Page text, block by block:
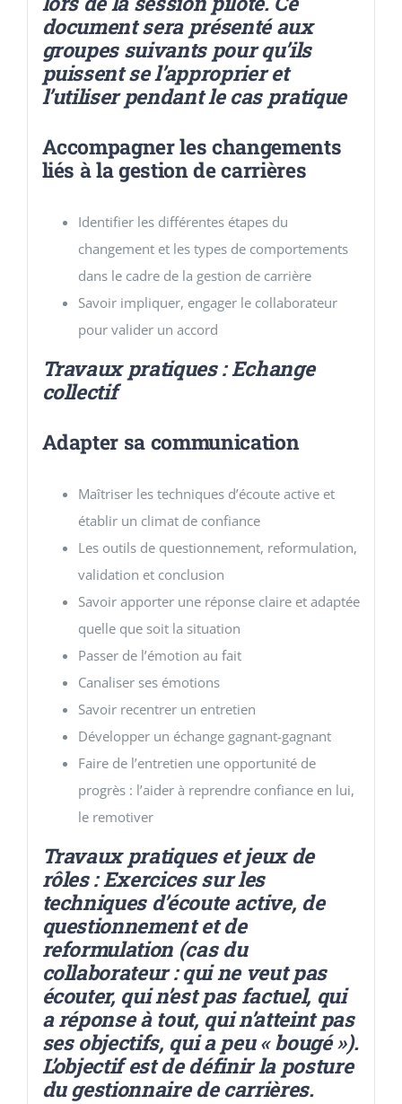
document sera présenté aux
groupes suivants pour qu’ils
puissent se l’approprier et
l’utiliser pendant le cas pratique
Accompagner les changements
liés à la gestion de carrières
Identifier les différentes étapes du
changement et les types de comportements
dans le cadre de la gestion de carrière
Savoir impliquer, engager le collaborateur
pour valider un accord
Travaux pratiques : Echange
collectif
Adapter sa communication
Maîtriser les techniques d’écoute active et
établir un climat de confiance
Les outils de questionnement, reformulation,
validation et conclusion
Savoir apporter une réponse claire et adaptée
quelle que soit la situation
Passer de l’émotion au fait
Canaliser ses émotions
Savoir recentrer un entretien
Développer un échange gagnant-gagnant
Faire de l’entretien une opportunité de
progrès : l’aider à reprendre confiance en lui,
le remotiver
Travaux pratiques et jeux de
rôles : Exercices sur les
techniques d’écoute active, de
questionnement et de
reformulation (cas du
collaborateur : qui ne veut pas
écouter, qui n’est pas factuel, qui
a réponse à tout, qui n’atteint pas
ses objectifs, qui a peu « bougé »).
L’objectif est de définir la posture
du gestionnaire de carrières.